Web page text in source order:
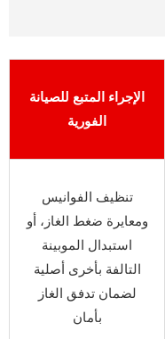
الإجراء المتبع للصيانة
الفورية
تنظيف الفوانيس
ومعايرة ضغط الغاز، أو
استبدال الموبينة
التالفة بأخرى أصلية
لضمان تدفق الغاز
بأمان